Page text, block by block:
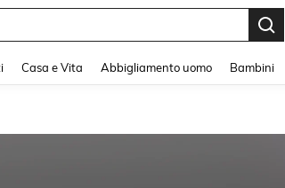
Casa e Vita Abbigliamento uomo Bambini